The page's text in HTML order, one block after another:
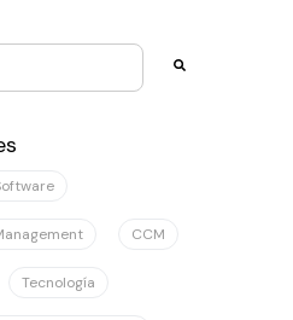
de búsqueda con una
CCM
Tecnología